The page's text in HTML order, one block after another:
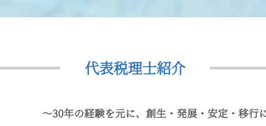
代表税理士紹介
〜30年の経験を元に、創生・発展・安定・移行